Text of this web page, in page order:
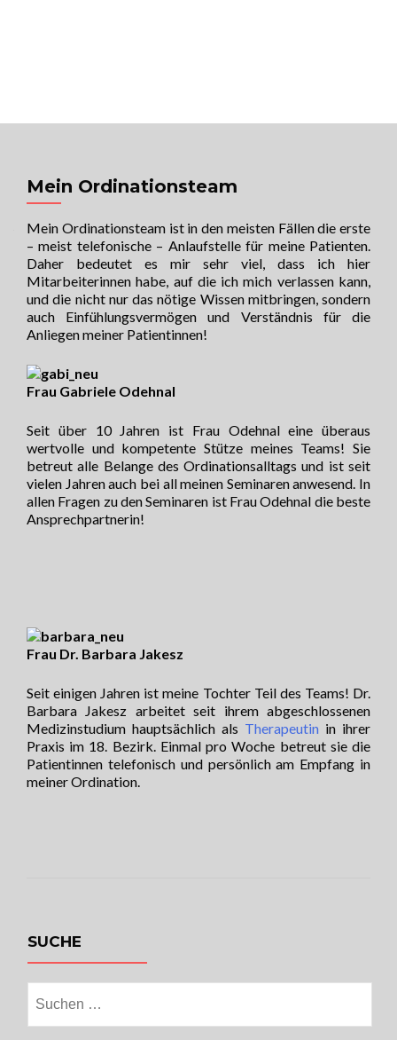
Mein Ordinationsteam
Mein Ordinationsteam ist in den meisten Fällen die erste
– meist telefonische – Anlaufstelle für meine Patienten.
Daher bedeutet es mir sehr viel, dass ich hier
Mitarbeiterinnen habe, auf die ich mich verlassen kann,
und die nicht nur das nötige Wissen mitbringen, sondern
auch Einfühlungsvermögen und Verständnis für die
Anliegen meiner Patientinnen!
Frau Gabriele Odehnal
Seit über 10 Jahren ist Frau Odehnal eine überaus
wertvolle und kompetente Stütze meines Teams! Sie
betreut alle Belange des Ordinationsalltags und ist seit
vielen Jahren auch bei all meinen Seminaren anwesend. In
allen Fragen zu den Seminaren ist Frau Odehnal die beste
Ansprechpartnerin!
Frau Dr. Barbara Jakesz
Seit einigen Jahren ist meine Tochter Teil des Teams! Dr.
Barbara Jakesz arbeitet seit ihrem abgeschlossenen
Medizinstudium hauptsächlich als Therapeutin in ihrer
Praxis im 18. Bezirk. Einmal pro Woche betreut sie die
Patientinnen telefonisch und persönlich am Empfang in
meiner Ordination.
SUCHE
nach: